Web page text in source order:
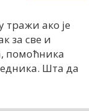
ако је
за све и
помоћника
Шта да